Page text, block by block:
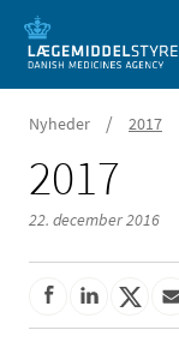
Nyheder / 2017
2017
22. december 2016